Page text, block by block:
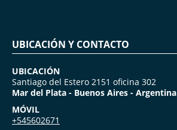
UBICACIÓN Y CONTACTO
UBICACIÓN
Santiago del Estero 2151 oficina 302
Mar del Plata - Buenos Aires - Argentina
MÓVIL
+545602671